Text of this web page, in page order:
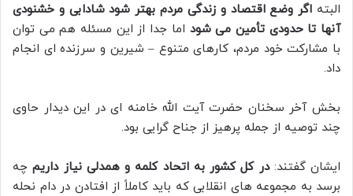
البته اگر وضع اقتصاد و زندگی مردم بهتر شود شادابی و خشنودی
آنها تا حدودی تأمین می شود اما جدا از این مسئله هم می توان
با مشارکت خود مردم، کارهای متنوع – شیرین و سرزنده ای انجام
داد.
بخش آخر سخنان حضرت آیت الله خامنه ای در این دیدار حاوی
چند توصیه از جمله پرهیز از جناح گرایی بود.
ایشان گفتند:در کل کشور به اتحاد کلمه و همدلی نیاز داریمچه
برسد به مجموعه های انقلابی که باید کاملاً از افتادن در دام نحله